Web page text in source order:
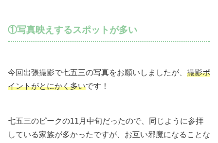
①写真映えするスポットが多い
今回出張撮影で七五三の写真をお願いしましたが、 撮影ポ
イントがとにかく多いです！
七五三のピークの11月中旬だったので、同じように参拝
している家族が多かったですが、お互い邪魔になることな